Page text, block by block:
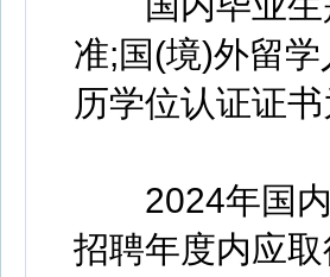
准;国(境)外留
历学位认证证书
2024年国内
招聘年度内应